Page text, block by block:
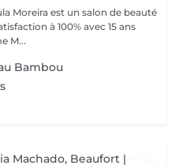
Moreira est un salon de beauté
à 100% avec 15 ans
M...
Bambou